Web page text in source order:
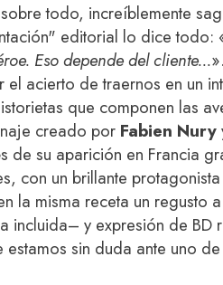
todo, increíblemente
editorial lo dice todo:
Eso depende del cliente...».
el acierto de traernos en un
que componen las
creado por Fabien Nury
de su aparición en Francia
con un brillante
la misma receta un regusto
incluida– y expresión de BD
sin duda ante uno